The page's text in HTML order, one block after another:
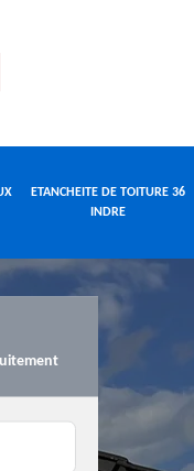
ETANCHEITE DE TOITURE 36
INDRE
Réparateur
installateur de velux